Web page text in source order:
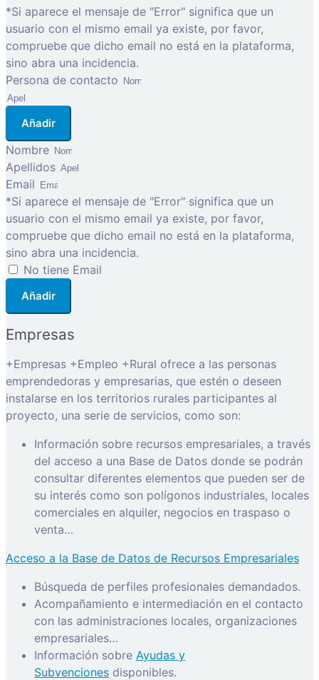
*Si aparece el mensaje de "Error" significa que un
usuario con el mismo email ya existe, por favor,
compruebe que dicho email no está en la plataforma,
sino abra una incidencia.
Persona de contacto
Añadir
Nombre
Apellidos
Email
*Si aparece el mensaje de "Error" significa que un
usuario con el mismo email ya existe, por favor,
compruebe que dicho email no está en la plataforma,
sino abra una incidencia.
No tiene Email
Añadir
Empresas
+Empresas +Empleo +Rural ofrece a las personas
emprendedoras y empresarias, que estén o deseen
instalarse en los territorios rurales participantes al
proyecto, una serie de servicios, como son:
Información sobre recursos empresariales, a través
del acceso a una Base de Datos donde se podrán
consultar diferentes elementos que pueden ser de
su interés como son polígonos industriales, locales
comerciales en alquiler, negocios en traspaso o
venta…
Acceso a la Base de Datos de Recursos Empresariales
Búsqueda de perfiles profesionales demandados.
Acompañamiento e intermediación en el contacto
con las administraciones locales, organizaciones
empresariales…
Información sobre Ayudas y
Subvenciones disponibles.